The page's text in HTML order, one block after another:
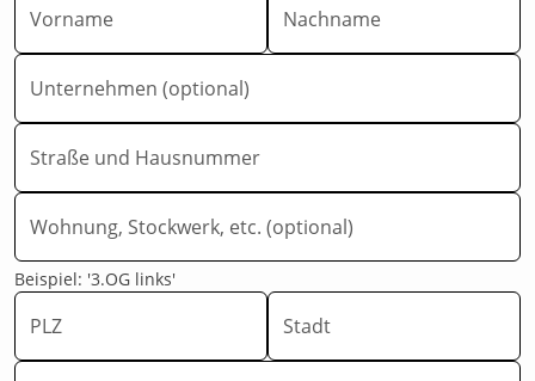
Vorname Nachname
Unternehmen (optional)
Straße und Hausnummer
Wohnung, Stockwerk, etc. (optional)
Beispiel: '3.OG links'
PLZ Stadt